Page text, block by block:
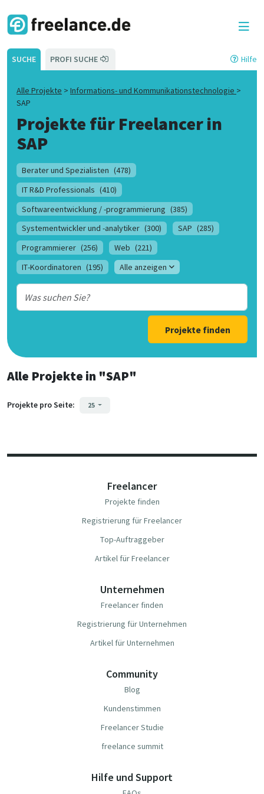
SUCHE PROFI SUCHE Hilfe
Alle Projekte > Informations- und Kommunikationstechnologie >
SAP
Projekte für Freelancer in
SAP
Berater und Spezialisten (478)
IT R&D Professionals (410)
Softwareentwicklung / -programmierung (385)
Systementwickler und -analytiker (300) SAP (285)
Programmierer (256) Web (221)
IT-Koordinatoren (195) Alle anzeigen
Projekte finden
Alle Projekte in "SAP"
Projekte pro Seite: 25
Freelancer
Projekte finden
Registrierung für Freelancer
Top-Auftraggeber
Artikel für Freelancer
Unternehmen
Freelancer finden
Registrierung für Unternehmen
Artikel für Unternehmen
Community
Blog
Kundenstimmen
Freelancer Studie
freelance summit
Hilfe und Support